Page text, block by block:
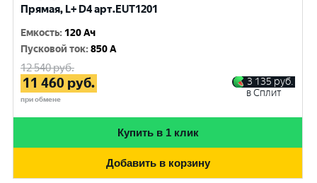
Прямая, L+ D4 арт.EUT1201
Емкость: 120 Ач
Пусковой ток:850 A
12 540руб.
11 460 руб.
при обмене
3 135 руб.
в Сплит
Купить в 1 клик
Добавить в корзину